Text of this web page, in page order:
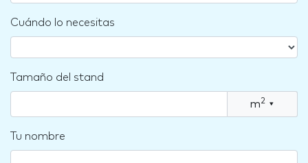
Cuándo lo necesitas
Tamaño del stand
m2 ▾
Tu nombre